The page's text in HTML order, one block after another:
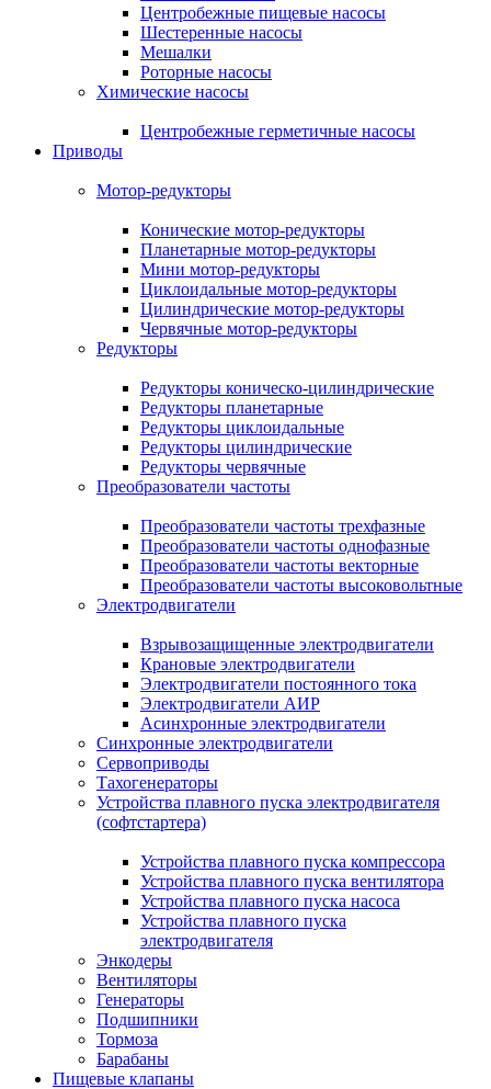
Центробежные пищевые насосы
Шестеренные насосы
Мешалки
Роторные насосы
Химические насосы
Центробежные герметичные насосы
Приводы
Мотор-редукторы
Конические мотор-редукторы
Планетарные мотор-редукторы
Мини мотор-редукторы
Циклоидальные мотор-редукторы
Цилиндрические мотор-редукторы
Червячные мотор-редукторы
Редукторы
Редукторы коническо-цилиндрические
Редукторы планетарные
Редукторы циклоидальные
Редукторы цилиндрические
Редукторы червячные
Преобразователи частоты
Преобразователи частоты трехфазные
Преобразователи частоты однофазные
Преобразователи частоты векторные
Преобразователи частоты высоковольтные
Электродвигатели
Взрывозащищенные электродвигатели
Крановые электродвигатели
Электродвигатели постоянного тока
Электродвигатели АИР
Асинхронные электродвигатели
Синхронные электродвигатели
Сервоприводы
Тахогенераторы
Устройства плавного пуска электродвигателя
(софтстартера)
Устройства плавного пуска компрессора
Устройства плавного пуска вентилятора
Устройства плавного пуска насоса
Устройства плавного пуска
электродвигателя
Энкодеры
Вентиляторы
Генераторы
Подшипники
Тормоза
Барабаны
Пищевые клапаны